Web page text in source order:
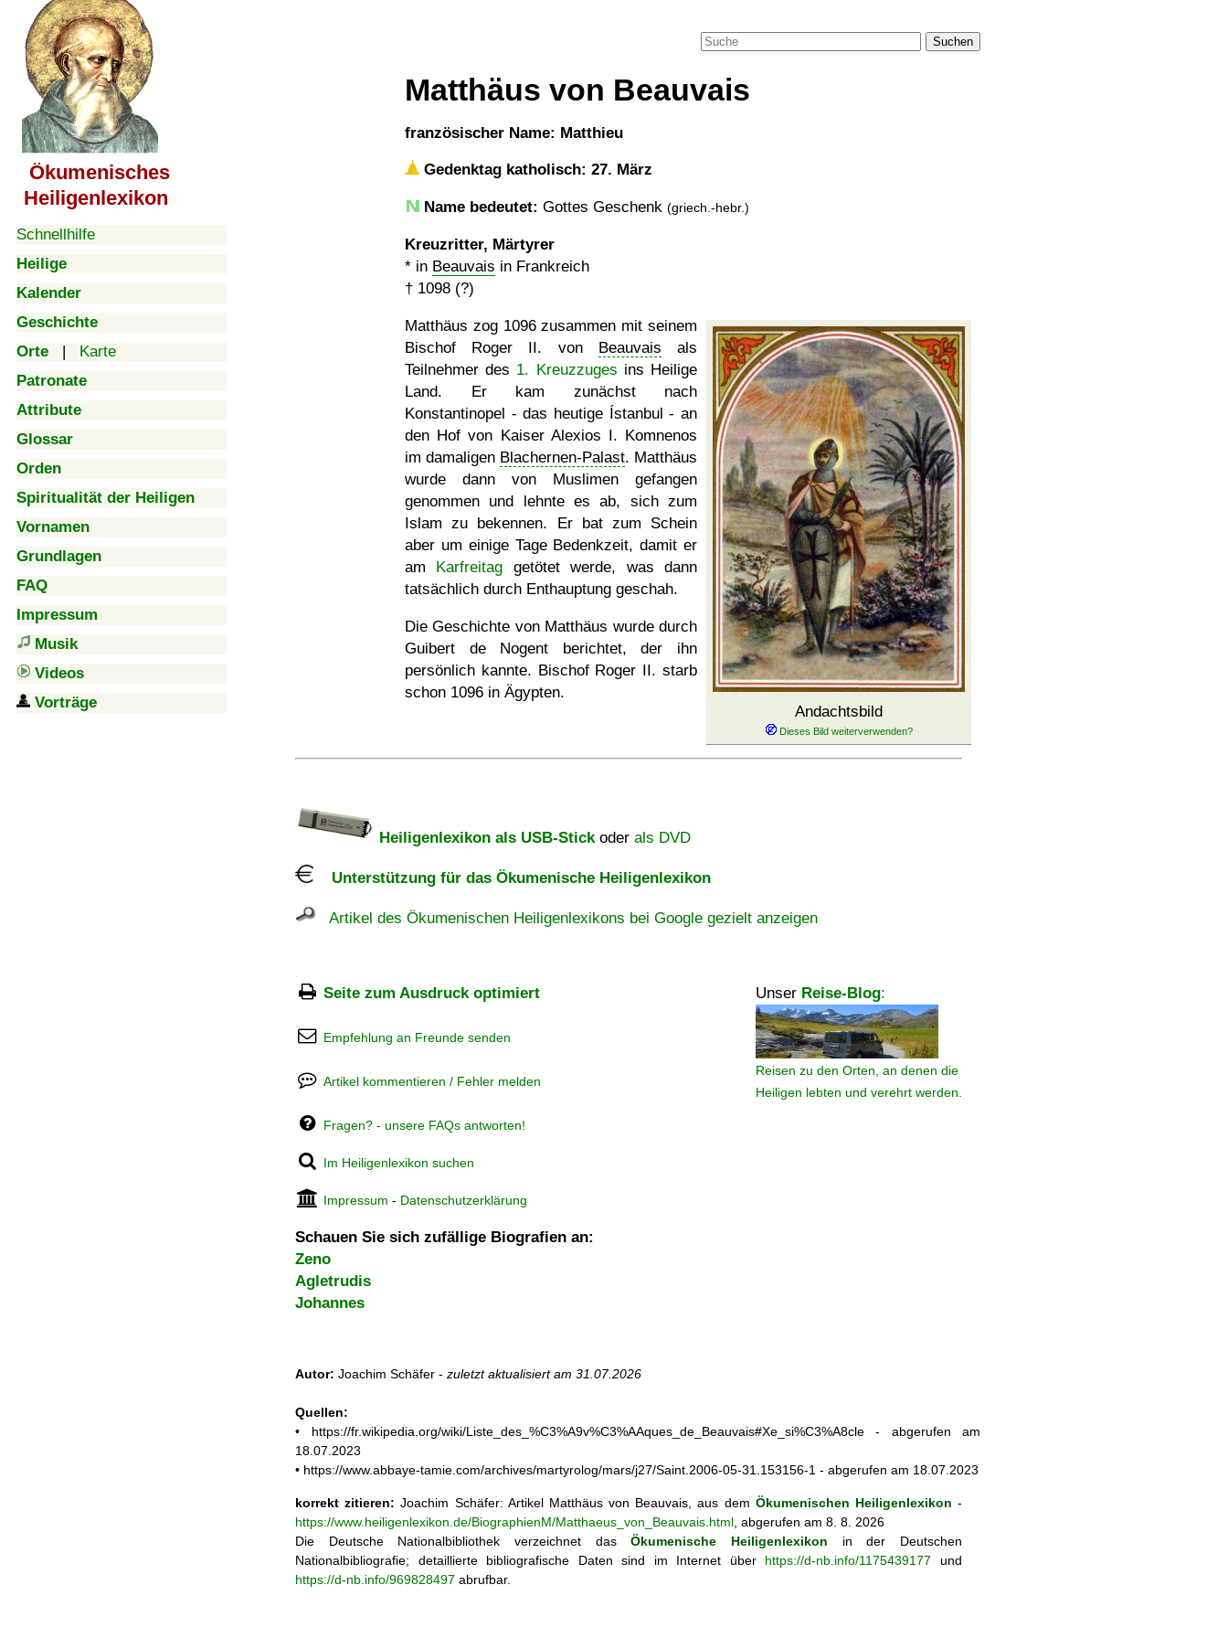
Ökumenisches
Heiligenlexikon
Schnellhilfe
Heilige
Kalender
Geschichte
Orte | Karte
Patronate
Attribute
Glossar
Orden
Spiritualität der Heiligen
Vornamen
Grundlagen
FAQ
Impressum
Musik
Videos
Vorträge
Suchen
Matthäus von Beauvais
französischer Name: Matthieu
Gedenktag katholisch: 27. März
Name bedeutet: Gottes Geschenk (griech.-hebr.)
Kreuzritter, Märtyrer
* in Beauvais in Frankreich
† 1098 (?)
Andachtsbild
Matthäus zog 1096 zusammen mit seinem
Bischof Roger II. von Beauvais als
Teilnehmer des 1. Kreuzzuges ins Heilige
Land. Er kam zunächst nach
Konstantinopel - das heutige Ístanbul - an
den Hof von Kaiser Alexios I. Komnenos
im damaligen Blachernen-Palast. Matthäus
wurde dann von Muslimen gefangen
genommen und lehnte es ab, sich zum
Islam zu bekennen. Er bat zum Schein
aber um einige Tage Bedenkzeit, damit er
am Karfreitag getötet werde, was dann
tatsächlich durch Enthauptung geschah.
Die Geschichte von Matthäus wurde durch
Guibert de Nogent berichtet, der ihn
persönlich kannte. Bischof Roger II. starb
schon 1096 in Ägypten.
Heiligenlexikon als USB-Stickoder als DVD
Unterstützung für das Ökumenische Heiligenlexikon
Artikel des Ökumenischen Heiligenlexikons bei Google gezielt anzeigen
Seite zum Ausdruck optimiert Unser Reise-Blog:
Reisen zu den Orten, an denen die
Heiligen lebten und verehrt werden.
Empfehlung an Freunde senden
Artikel kommentieren / Fehler melden
Fragen? - unsere FAQs antworten!
Im Heiligenlexikon suchen
Impressum - Datenschutzerklärung
Schauen Sie sich zufällige Biografien an:
Zeno
Agletrudis
Johannes
Autor: Joachim Schäfer - zuletzt aktualisiert am 31.07.2026
Quellen:
• https://fr.wikipedia.org/wiki/Liste_des_%C3%A9v%C3%AAques_de_Beauvais#Xe_si%C3%A8cle - abgerufen am
18.07.2023
• https://www.abbaye-tamie.com/archives/martyrolog/mars/j27/Saint.2006-05-31.153156-1 - abgerufen am 18.07.2023
korrekt zitieren: Joachim Schäfer: Artikel Matthäus von Beauvais, aus dem Ökumenischen Heiligenlexikon -
https://www.heiligenlexikon.de/BiographienM/Matthaeus_von_Beauvais.html , abgerufen am 8. 8. 2026
Die Deutsche Nationalbibliothek verzeichnet dasÖkumenische Heiligenlexikon in der Deutschen
Nationalbibliografie; detaillierte bibliografische Daten sind im Internet über https://d-nb.info/1175439177 und
https://d-nb.info/969828497 abrufbar.